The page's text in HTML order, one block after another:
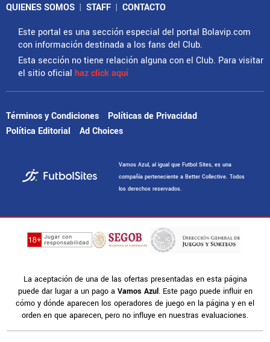
QUIENES SOMOS | STAFF | CONTACTO
Este portal es una sección especial del portal Bolavip.com
con información destinada a los fans del Club.
Esta sección no tiene relación alguna con el Club. Para visitar
el sitio oficial haz click aquí
Términos y Condiciones
Políticas de Privacidad
Política Editorial
Ad Choices
Vamos Azul, al igual que Futbol Sites, es una
compañía perteneciente a Better Collective. Todos
los derechos reservados.
La aceptación de una de las ofertas presentadas en esta página
puede dar lugar a un pago a Vamos Azul. Este pago puede influir en
cómo y dónde aparecen los operadores de juego en la página y en el
orden en que aparecen, pero no influye en nuestras evaluaciones.